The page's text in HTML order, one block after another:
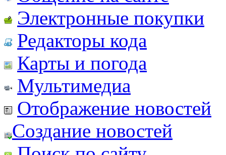
Электронные покупки
Редакторы кода
Карты и погода
Мультимедиа
Отображение новостей
Создание новостей